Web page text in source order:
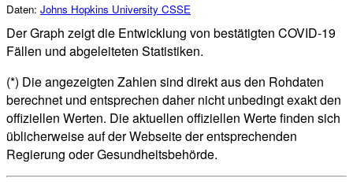
Daten: Johns Hopkins University CSSE
Der Graph zeigt die Entwicklung von bestätigten COVID-19
Fällen und abgeleiteten Statistiken.
(*) Die angezeigten Zahlen sind direkt aus den Rohdaten
berechnet und entsprechen daher nicht unbedingt exakt den
offiziellen Werten. Die aktuellen offiziellen Werte finden sich
üblicherweise auf der Webseite der entsprechenden
Regierung oder Gesundheitsbehörde.